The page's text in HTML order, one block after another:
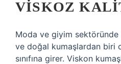
VISKOZ
Moda ve giyim sektöründe
ve doğal kumaşlardan biri
sınıfına girer. Viskon